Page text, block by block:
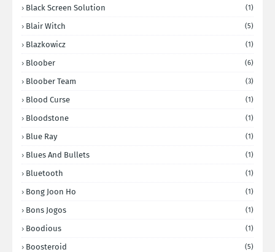
Black Screen Solution (1)
Blair Witch (5)
Blazkowicz (1)
Bloober (6)
Bloober Team (3)
Blood Curse (1)
Bloodstone (1)
Blue Ray (1)
Blues And Bullets (1)
Bluetooth (1)
Bong Joon Ho (1)
Bons Jogos (1)
Boodious (1)
Boosteroid (5)